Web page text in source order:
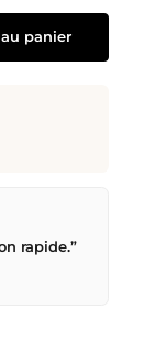
utilisez les boutons
panier
à Kriens,
Suisse.
rapide.”